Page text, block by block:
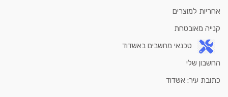
אחריות למוצרים
קנייה מאובטחת
טכנאי מחשבים באשדוד
החשבון שלי
כתובת עיר: אשדוד